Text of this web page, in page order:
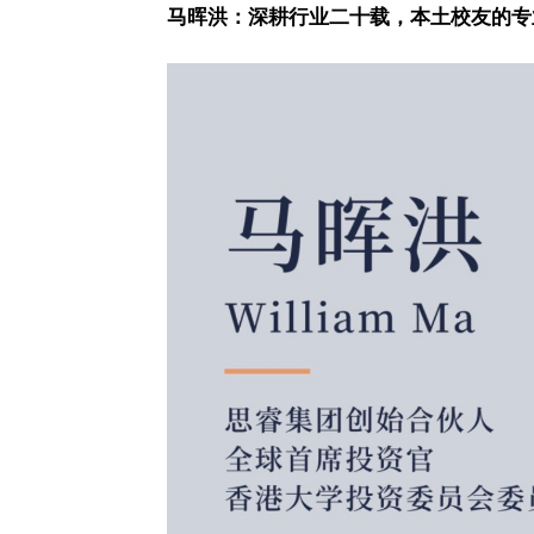
马晖洪：深耕行业二十载，本土校友的